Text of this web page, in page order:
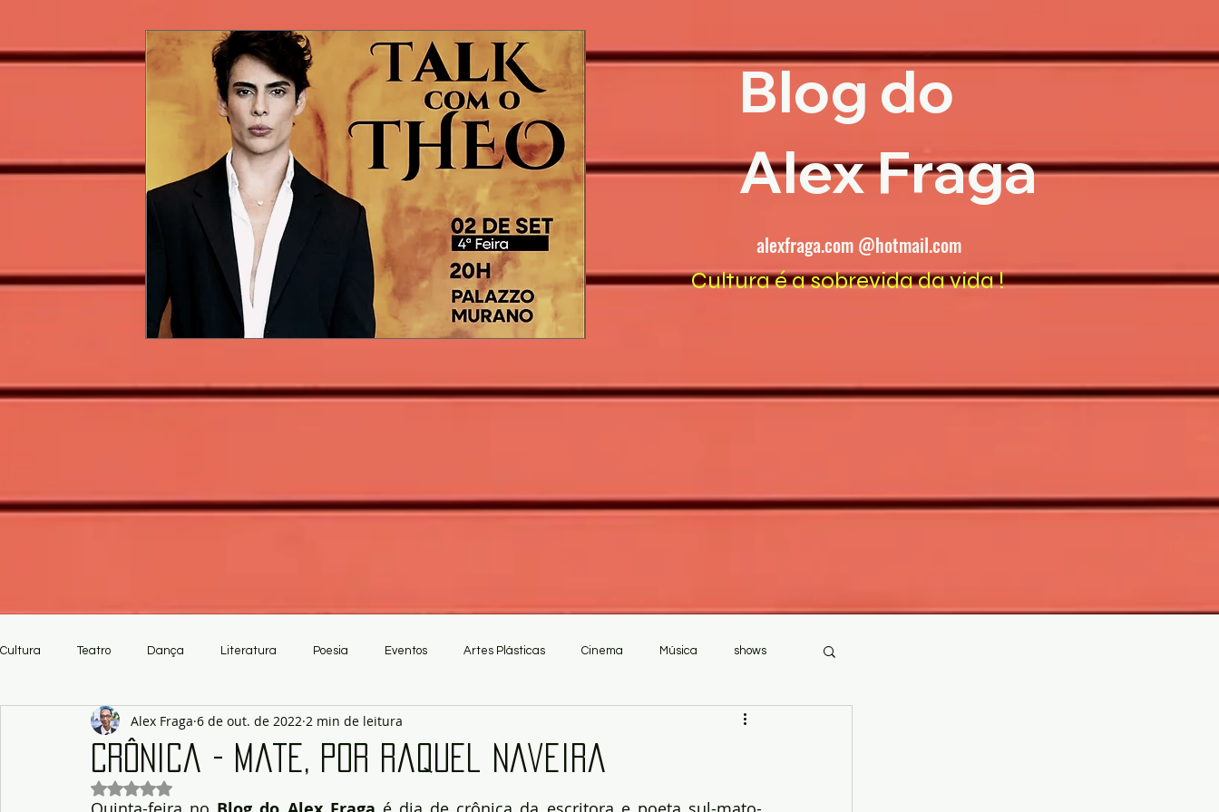
Blog do
Alex Fraga
alexfraga.com @hotmail.com
Cultura é a sobrevida da vida !
Cultura Teatro Dança Literatura Poesia Eventos Artes Plásticas Cinema Música shows
Artesanato
Crônica - Mate, por Raquel Naveira
Alex Fraga 6 de out. de 2022 2 min de leitura
Avaliado com NaN de 5 estrelas.